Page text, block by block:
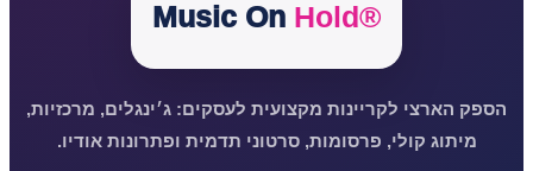
Music On Hold®
הספק הארצי לקריינות מקצועית לעסקים: ג׳ינגלים, מרכזיות,
מיתוג קולי, פרסומות, סרטוני תדמית ופתרונות אודיו.